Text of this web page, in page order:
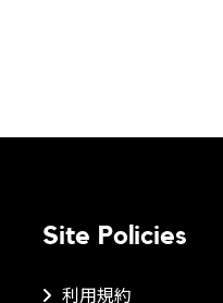
Site Policies
利用規約